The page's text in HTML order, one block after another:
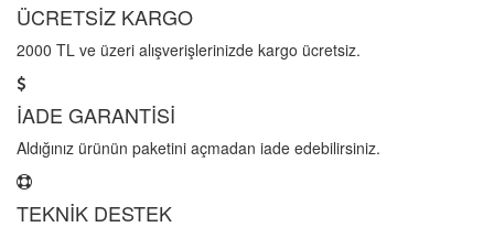
ÜCRETSİZ KARGO
2000 TL ve üzeri alışverişlerinizde kargo ücretsiz.
İADE GARANTİSİ
Aldığınız ürünün paketini açmadan iade edebilirsiniz.
TEKNİK DESTEK